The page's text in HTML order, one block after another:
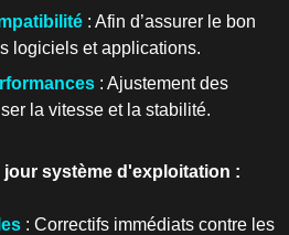
: Afin d’assurer le bon
logiciels et applications.
: Ajustement des
la vitesse et la stabilité.
jour système d'exploitation :
: Correctifs immédiats contre les